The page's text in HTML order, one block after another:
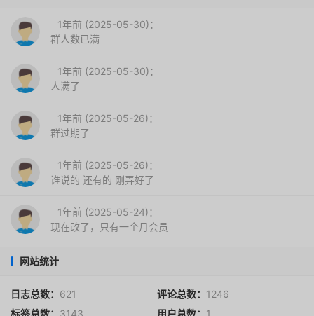
1年前 (2025-05-30)：
群人数已满
1年前 (2025-05-30)：
人满了
1年前 (2025-05-26)：
群过期了
1年前 (2025-05-26)：
谁说的 还有的 刚弄好了
1年前 (2025-05-24)：
现在改了，只有一个月会员
网站统计
日志总数： 621 评论总数： 1246
标签总数： 3143 用户总数： 1